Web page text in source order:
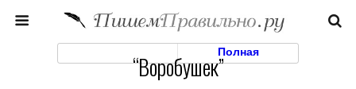
Полная
“Воробушек”